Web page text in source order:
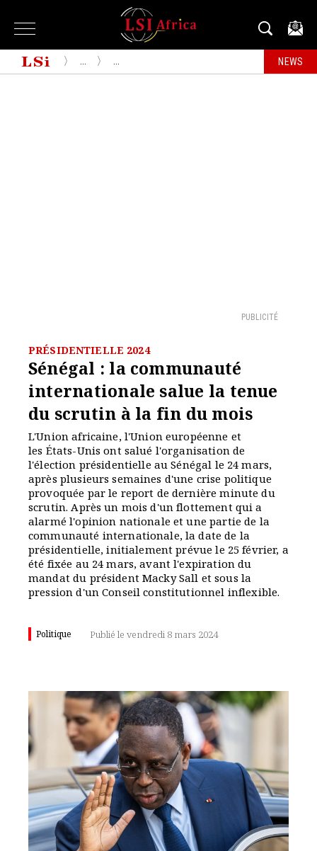
NEWS
PUBLICITÉ
PRÉSIDENTIELLE 2024
Sénégal : la communauté
internationale salue la tenue
du scrutin à la fin du mois
L'Union africaine, l'Union européenne et
les États-Unis ont salué l'organisation de
l'élection présidentielle au Sénégal le 24 mars,
après plusieurs semaines d'une crise politique
provoquée par le report de dernière minute du
scrutin. Après un mois d'un flottement qui a
alarmé l'opinion nationale et une partie de la
communauté internationale, la date de la
présidentielle, initialement prévue le 25 février, a
été fixée au 24 mars, avant l'expiration du
mandat du président Macky Sall et sous la
pression d'un Conseil constitutionnel inflexible.
Politique Publié le vendredi 8 mars 2024